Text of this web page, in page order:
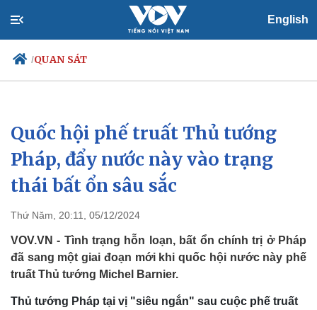
English
/QUAN SÁT
Chính trị
Đảng
Tổ chức nhân sự
Quốc hội
Xã hội
Tin 24h
Dự báo thời tiết
Giáo dục
Quốc hội phế truất Thủ tướng
Pháp, đẩy nước này vào trạng
thái bất ổn sâu sắc
Thứ Năm, 20:11, 05/12/2024
VOV.VN - Tình trạng hỗn loạn, bất ổn chính trị ở Pháp
đã sang một giai đoạn mới khi quốc hội nước này phế
truất Thủ tướng Michel Barnier.
Thủ tướng Pháp tại vị "siêu ngắn" sau cuộc phế truất